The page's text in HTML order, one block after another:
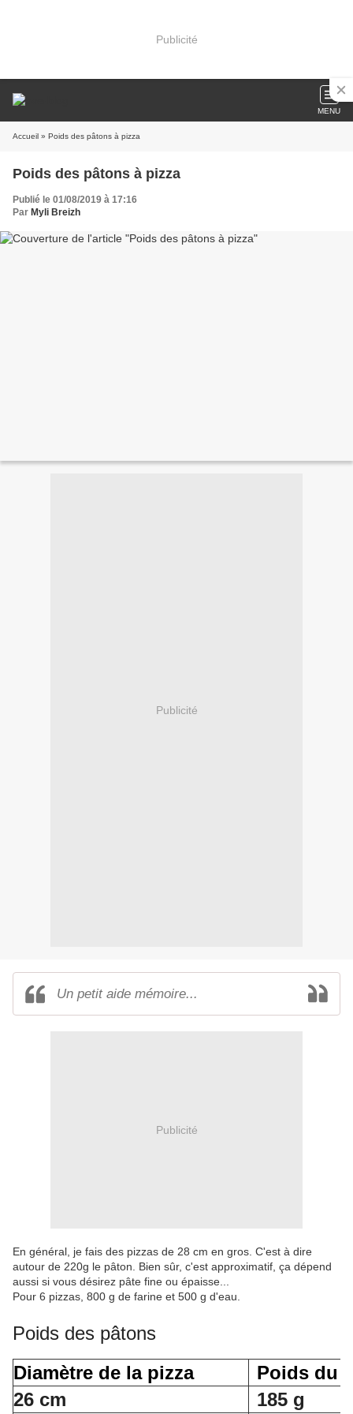
Publicité
MENU
Accueil » Poids des pâtons à pizza
Poids des pâtons à pizza
Publié le 01/08/2019 à 17:16
Par Myli Breizh
Publicité
Un petit aide mémoire...
Publicité
En général, je fais des pizzas de 28 cm en gros. C'est à dire
autour de 220g le pâton. Bien sûr, c'est approximatif, ça dépend
aussi si vous désirez pâte fine ou épaisse...
Pour 6 pizzas, 800 g de farine et 500 g d'eau.
Poids des pâtons
Diamètre de la pizza
Poids du
26 cm
185 g